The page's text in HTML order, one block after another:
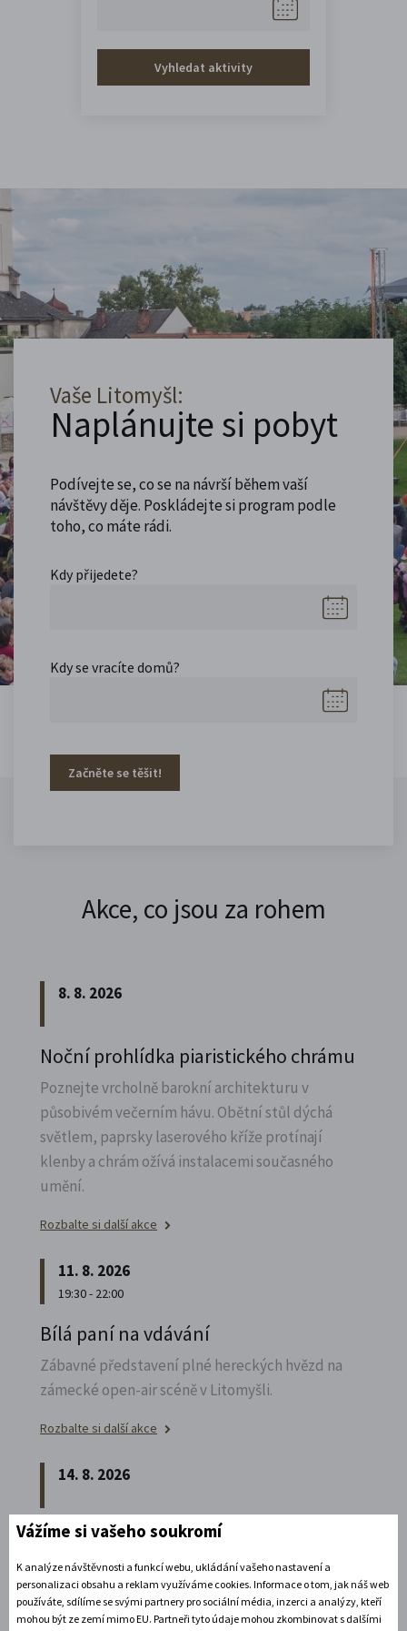
Vyhledat aktivity
Vaše Litomyšl:
Naplánujte si pobyt
Podívejte se, co se na návrší během vaší
návštěvy děje. Poskládejte si program podle
toho, co máte rádi.
Kdy přijedete?
Kdy se vracíte domů?
Začněte se těšit!
Akce, co jsou za rohem
8. 8. 2026
Noční prohlídka piaristického chrámu
Poznejte vrcholně barokní architekturu v
působivém večerním hávu. Obětní stůl dýchá
světlem, paprsky laserového kříže protínají
klenby a chrám ožívá instalacemi současného
umění.
Rozbalte si další akce
11. 8. 2026
19:30 - 22:00
Bílá paní na vdávání
Zábavné představení plné hereckých hvězd na
zámecké open-air scéně v Litomyšli.
Rozbalte si další akce
14. 8. 2026
Noční prohlídka piaristického chrámu
Poznejte vrcholně barokní architekturu v
působivém večerním hávu. Obětní stůl dýchá
světlem, paprsky laserového kříže protínají
Vážíme si vašeho soukromí
K analýze návštěvnosti a funkcí webu, ukládání vašeho nastavení a
personalizaci obsahu a reklam využíváme cookies. Informace o tom, jak náš web
používáte, sdílíme se svými partnery pro sociální média, inzerci a analýzy, kteří
mohou být ze zemí mimo EU. Partneři tyto údaje mohou zkombinovat s dalšími